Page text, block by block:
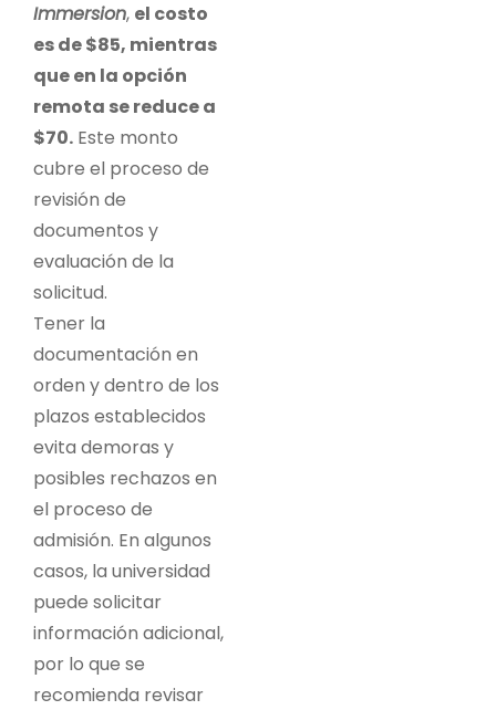
Immersion, el costo
es de $85, mientras
que en la opción
remota se reduce a
$70. Este monto
cubre el proceso de
revisión de
documentos y
evaluación de la
solicitud.
Tener la
documentación en
orden y dentro de los
plazos establecidos
evita demoras y
posibles rechazos en
el proceso de
admisión. En algunos
casos, la universidad
puede solicitar
información adicional,
por lo que se
recomienda revisar